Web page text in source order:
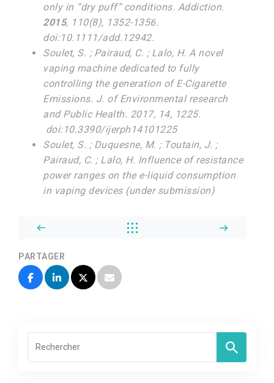
only in “dry puff” conditions. Addiction.
2015, 110(8), 1352-1356.
doi:10.1111/add.12942.
Soulet, S. ; Pairaud, C. ; Lalo, H. A novel
vaping machine dedicated to fully
controlling the generation of E-Cigarette
Emissions. J. of Environmental research
and Public Health. 2017, 14, 1225.
doi:10.3390/ijerph14101225
Soulet, S. ; Duquesne, M. ; Toutain, J. ;
Pairaud, C. ; Lalo, H. Influence of resistance
power ranges on the e-liquid consumption
in vaping devices (under submission)
PARTAGER